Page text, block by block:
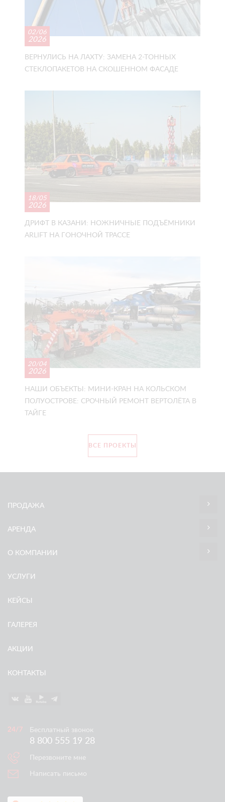
02/06
2026
ВЕРНУЛИСЬ НА ЛАХТУ: ЗАМЕНА 2-ТОННЫХ
СТЕКЛОПАКЕТОВ НА СКОШЕННОМ ФАСАДЕ
18/05
2026
ДРИФТ В КАЗАНИ: НОЖНИЧНЫЕ ПОДЪЁМНИКИ
ARLIFT НА ГОНОЧНОЙ ТРАССЕ
20/04
2026
НАШИ ОБЪЕКТЫ: МИНИ-КРАН НА КОЛЬСКОМ
ПОЛУОСТРОВЕ: СРОЧНЫЙ РЕМОНТ ВЕРТОЛЁТА В
ТАЙГЕ
ВСЕ ПРОЕКТЫ
ПРОДАЖА
АРЕНДА
О КОМПАНИИ
УСЛУГИ
КЕЙСЫ
ГАЛЕРЕЯ
АКЦИИ
КОНТАКТЫ
Бесплатный звонок
8 800 555 19 28
Перезвоните мне
Написать письмо